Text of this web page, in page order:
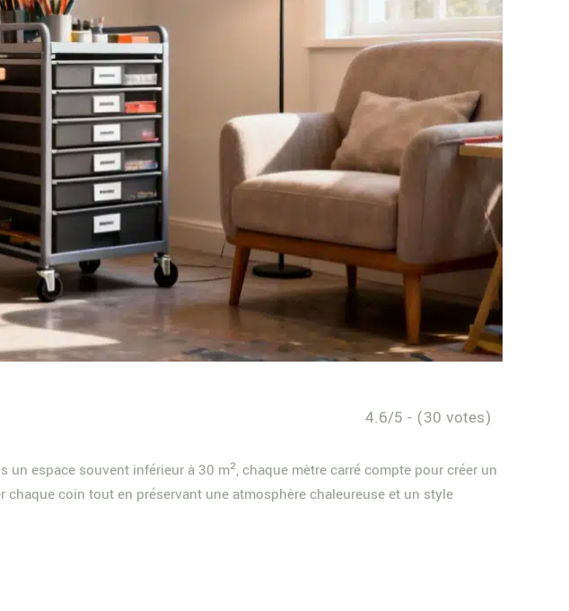
4.6/5 - (30 votes)
espace souvent inférieur à 30 m², chaque mètre carré compte pour créer un
coin tout en préservant une atmosphère chaleureuse et un style